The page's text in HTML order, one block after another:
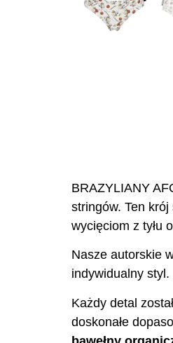
BRAZYLIANY
stringów. Ten
wycięciom z tyłu
Nasze autorskie
indywidualny
Każdy detal
doskonałe